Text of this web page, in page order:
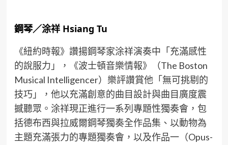
鋼琴／涂祥 Hsiang Tu
《紐約時報》讚揚鋼琴家涂祥演奏中「充滿感性
的說服力」，《波士頓音樂情報》（The Boston
Musical Intelligencer）樂評讚賞他「無可挑剔的
技巧」，他以充滿創意的曲目設計與曲目廣度震
撼聽眾。涂祥現正進行一系列專題性獨奏會，包
括德布西與拉威爾鋼琴獨奏全作品集、以動物為
主題充滿張力的專題獨奏會，以及作品一（Opus-